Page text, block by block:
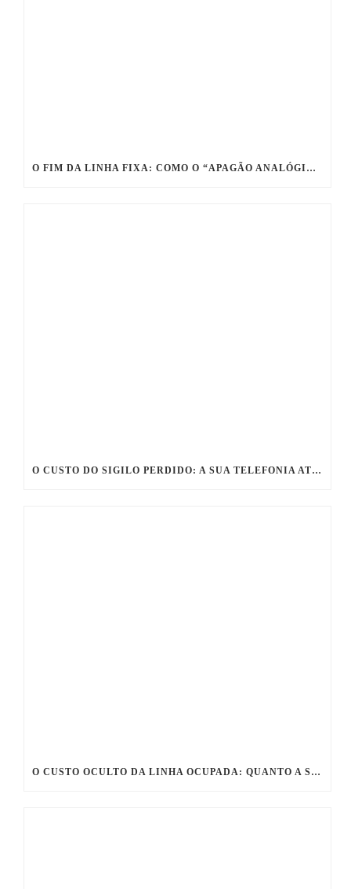
O FIM DA LINHA FIXA: COMO O “APAGÃO ANALÓGICO” PODE DESTRUIR AS VENDAS DA SUA EMPRESA
O CUSTO DO SIGILO PERDIDO: A SUA TELEFONIA ATUAL PODE COMPROMETER O SEU ESCRITÓRIO?
O CUSTO OCULTO DA LINHA OCUPADA: QUANTO A SUA CLÍNICA SANGRA POR MÊS NA RECEPÇÃO?